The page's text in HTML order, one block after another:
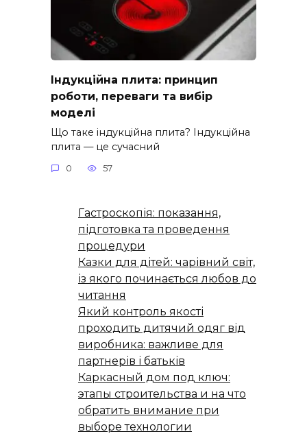
Індукційна плита: принцип
роботи, переваги та вибір
моделі
Що таке індукційна плита? Індукційна
плита — це сучасний
0 57
Гастроскопія: показання,
підготовка та проведення
процедури
Казки для дітей: чарівний світ,
із якого починається любов до
читання
Який контроль якості
проходить дитячий одяг від
виробника: важливе для
партнерів і батьків
Каркасный дом под ключ:
этапы строительства и на что
обратить внимание при
выборе технологии